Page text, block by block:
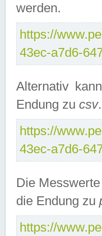
werden.
https://
43ec-a7d6-
Alternativ
Endung zu csv.
https://
43ec-a7d6-
Die
die Endung zu
https://